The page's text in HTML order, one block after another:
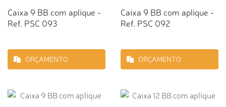
Caixa 9 BB com aplique -
Ref. PSC 093
ORÇAMENTO
Caixa 9 BB com aplique -
Ref. PSC 092
ORÇAMENTO